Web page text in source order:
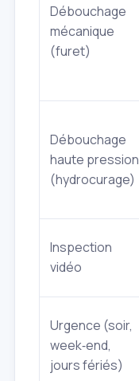
Débouchage
mécanique
(furet)
Débouchage
haute pression
(hydrocurage)
Inspection
vidéo
Urgence (soir,
week‑end,
jours fériés)